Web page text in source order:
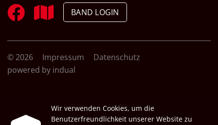
BAND LOGIN
© 2026 Impressum
Datenschutz
powered by indual
Wir verwenden Cookies, um die
Benutzerfreundlichkeit unserer Website zu